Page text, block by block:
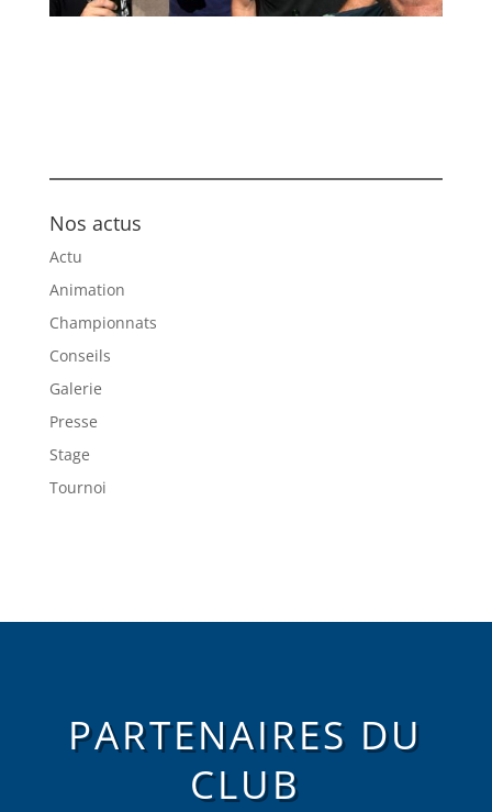
Nos actus
Actu
Animation
Championnats
Conseils
Galerie
Presse
Stage
Tournoi
PARTENAIRES DU
CLUB